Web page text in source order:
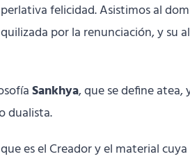
felicidad. Asistimos al
por la renunciación, y su
Sankhya, que se define atea,
dualista.
es el Creador y el material